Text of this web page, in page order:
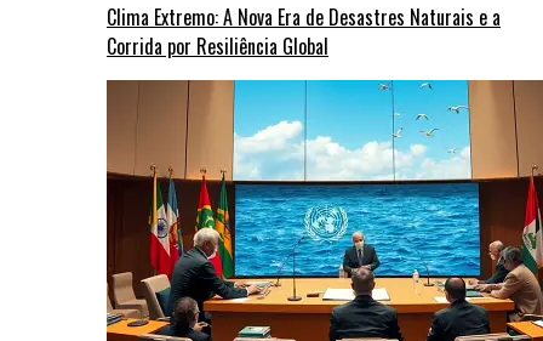
Clima Extremo: A Nova Era de Desastres Naturais e a
Corrida por Resiliência Global